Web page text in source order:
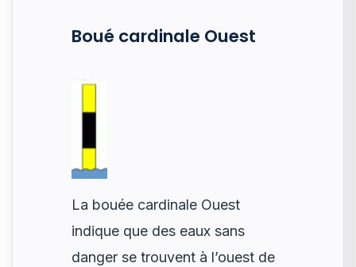
Boué cardinale Ouest
La bouée cardinale Ouest
indique que des eaux sans
danger se trouvent à l’ouest de